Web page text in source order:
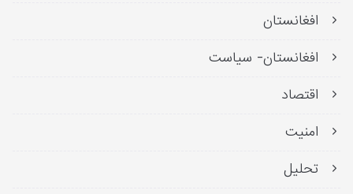
افغانستان
افغانستان- سیاست
اقتصاد
امنیت
تحلیل